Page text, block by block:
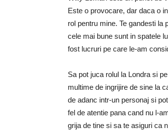
Este o provocare, dar daca o
rol pentru mine. Te gandesti
cele mai bune sunt in spatele
fost lucruri pe care le-am
Sa pot juca rolul la Londra si
multime de ingrijire de sine la
de adanc intr-un personaj si
fel de atentie pana cand nu l-
grija de tine si sa te asiguri ca